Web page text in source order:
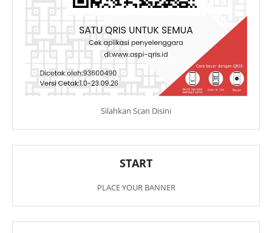
Silahkan Scan Disini
START
PLACE YOUR BANNER